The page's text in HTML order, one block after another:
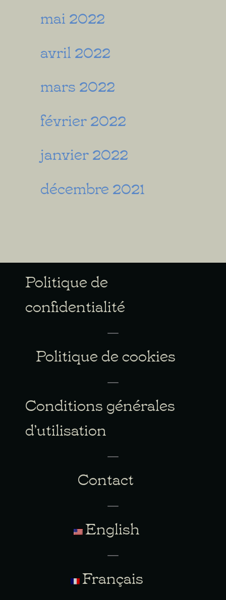
mai 2022
avril 2022
mars 2022
février 2022
janvier 2022
décembre 2021
Politique de
confidentialité
Politique de cookies
Conditions générales
d’utilisation
Contact
English
Français